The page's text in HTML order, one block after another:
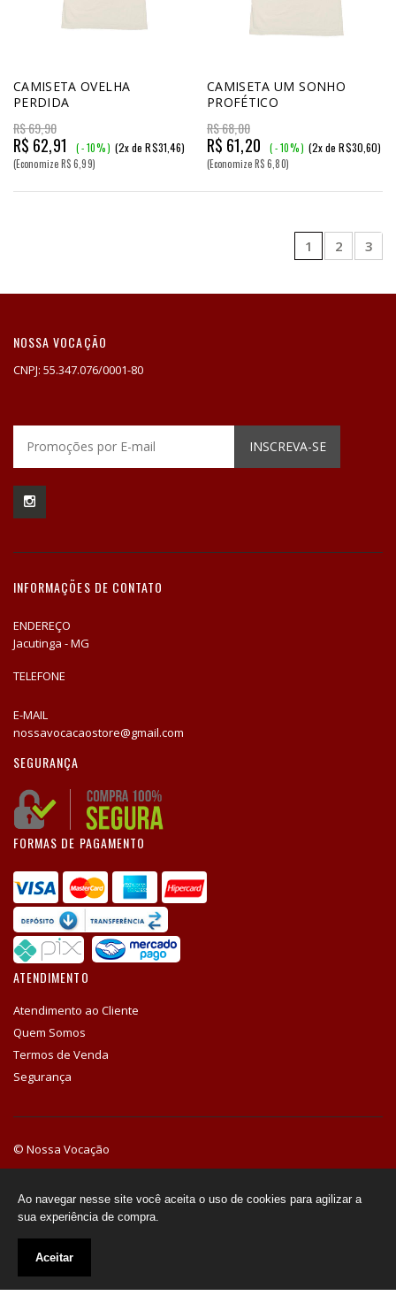
CAMISETA OVELHA
PERDIDA
R$ 69,90
R$ 62,91 ( - 10% ) (2x de R$31,46)
(Economize R$ 6,99)
CAMISETA UM SONHO
PROFÉTICO
R$ 68,00
R$ 61,20 ( - 10% ) (2x de R$30,60)
(Economize R$ 6,80)
1 2 3
NOSSA VOCAÇÃO
CNPJ: 55.347.076/0001-80
INSCREVA-SE
INFORMAÇÕES DE CONTATO
ENDEREÇO
Jacutinga - MG
TELEFONE
E-MAIL
nossavocacaostore@gmail.com
SEGURANÇA
FORMAS DE PAGAMENTO
ATENDIMENTO
Atendimento ao Cliente
Quem Somos
Termos de Venda
Segurança
© Nossa Vocação
SEG - SEX. / 9:00 - 18:00
Ao navegar nesse site você aceita o uso de cookies para agilizar a
sua experiência de compra.
Aceitar